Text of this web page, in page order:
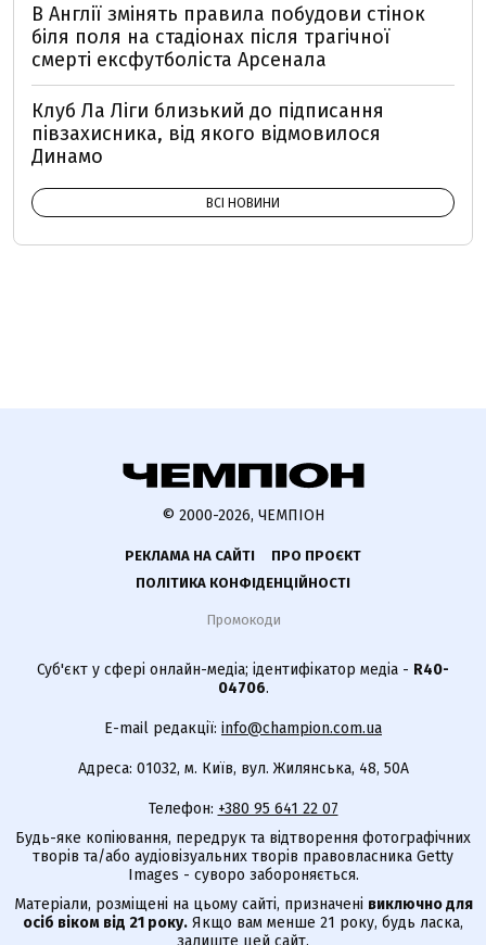
В Англії змінять правила побудови стінок
біля поля на стадіонах після трагічної
смерті ексфутболіста Арсенала
Клуб Ла Ліги близький до підписання
півзахисника, від якого відмовилося
Динамо
ВСІ НОВИНИ
© 2000-2026, ЧЕМПІОН
РЕКЛАМА НА САЙТІ
ПРО ПРОЄКТ
ПОЛІТИКА КОНФІДЕНЦІЙНОСТІ
Промокоди
Суб'єкт у сфері онлайн-медіа; ідентифікатор медіа - R40-
04706.
E-mail редакції: info@champion.com.ua
Адреса: 01032, м. Київ, вул. Жилянська, 48, 50А
Телефон: +380 95 641 22 07
Будь-яке копіювання, передрук та відтворення фотографічних
творів та/або аудіовізуальних творів правовласника Getty
Images - суворо забороняється.
Матеріали, розміщені на цьому сайті, призначені виключно для
осіб віком від 21 року. Якщо вам менше 21 року, будь ласка,
залиште цей сайт.